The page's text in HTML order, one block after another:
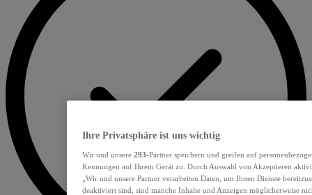
Ihre Privatsphäre ist uns wichtig
Wir und unsere 293-Partner speichern und greifen auf
Kennungen auf Ihrem Gerät zu. Durch Auswahl von Akzeptieren
„Wir und unsere Partner verarbeiten Daten, um Ihnen Dienste
deaktiviert sind, sind manche Inhalte und Anzeigen möglicherweise